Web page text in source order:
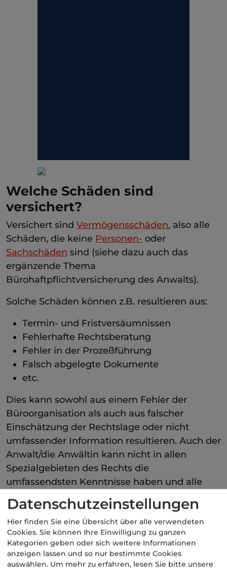
Welche Schäden sind
versichert?
Versichert sind Vermögensschäden, also alle
Schäden, die keine Personen- oder
Sachschäden sind (siehe dazu auch das
ergänzende Thema
Bürohaftpflichtversicherung des Anwalts).
Solche Schäden können z.B. resultieren aus:
Termin- und Fristversäumnissen
Fehlerhafte Rechtsberatung
Fehler in der Prozeßführung
Falsch abgelegte Dokumente
etc.
Dies kann sowohl aus einem Fehler der
Büroorganisation als auch aus falscher
Einschätzung der Rechtslage oder nicht
umfassender Information resultieren. Auch der
Anwalt/die Anwältin kann nicht in allen
Spezialgebieten des Rechts die
umfassendsten Kenntnisse haben und alle
Entwicklungen stets genau kennen. Oder ein
Versehen der im Büro angestellt tätigen
Personen führt zu diesem Fehler, deren
Tätigkeit ist natürlich mitversichert.
Der Versicherungsschutz erstreckt sich auf die
Datenschutzeinstellungen
Hier finden Sie eine Übersicht über alle verwendeten
Cookies. Sie können Ihre Einwilligung zu ganzen
Kategorien geben oder sich weitere Informationen
anzeigen lassen und so nur bestimmte Cookies
auswählen. Um mehr zu erfahren, lesen Sie bitte unsere